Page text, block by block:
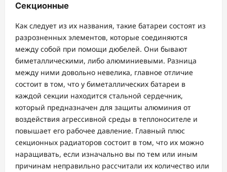
Секционные
Как следует из их названия, такие батареи состоят из
разрозненных элементов, которые соединяются
между собой при помощи дюбелей. Они бывают
биметаллическими, либо алюминиевыми. Разница
между ними довольно невелика, главное отличие
состоит в том, что у биметаллических батареи в
каждой секции находится стальной сердечник,
который предназначен для защиты алюминия от
воздействия агрессивной среды в теплоносителе и
повышает его рабочее давление. Главный плюс
секционных радиаторов состоит в том, что их можно
наращивать, если изначально вы по тем или иным
причинам неправильно рассчитали их количество или